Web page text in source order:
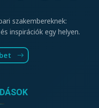
szakembereknek:
inspirációk egy helyen.